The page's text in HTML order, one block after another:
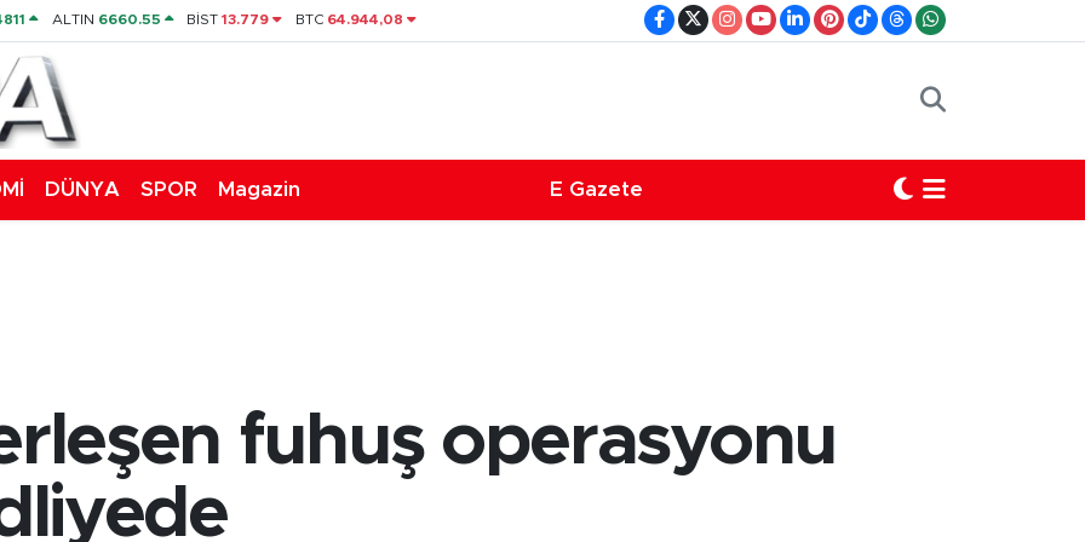
ALTIN 6660.55 BİST13.779 BTC 64.944,08
DÜNYA SPOR Magazin E Gazete
fuhuş operasyonu